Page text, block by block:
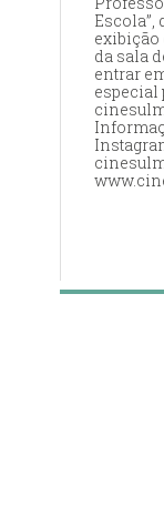
Escola”,
exibição
da sala
entrar
especial